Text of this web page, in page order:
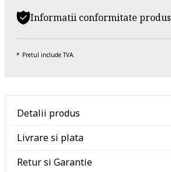
Informatii conformitate produs
Pretul include TVA.
Detalii produs
Livrare si plata
Retur si Garantie